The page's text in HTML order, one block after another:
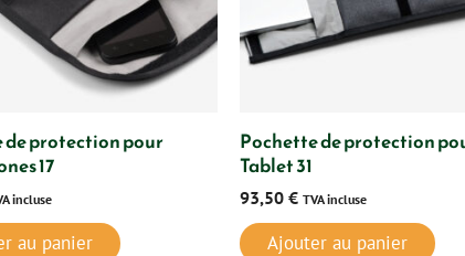
de protection pour
17
incluse
au panier
Pochette de protection
Tablet 31
93,50 € TVA incluse
Ajouter au panier